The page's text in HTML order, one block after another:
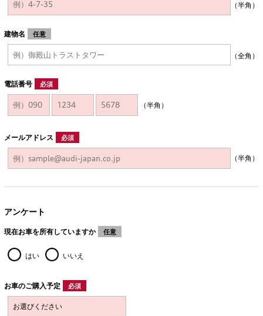
（半角）
建物名 任意
（全角）
電話番号 必須
（半角）
メールアドレス 必須
（半角）
アンケート
現在お車を所有していますか 任意
はい いいえ
お車のご購入予定 必須